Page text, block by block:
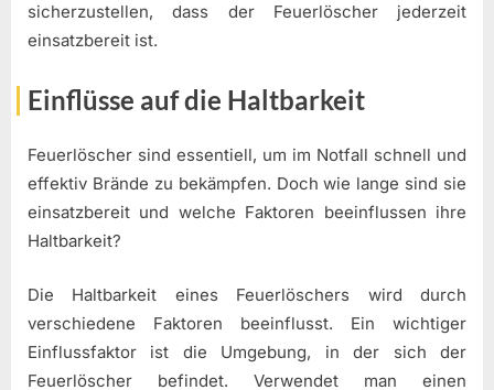
sicherzustellen, dass der Feuerlöscher jederzeit
einsatzbereit ist.
Einflüsse auf die Haltbarkeit
Feuerlöscher sind essentiell, um im Notfall schnell und
effektiv Brände zu bekämpfen. Doch wie lange sind sie
einsatzbereit und welche Faktoren beeinflussen ihre
Haltbarkeit?
Die Haltbarkeit eines Feuerlöschers wird durch
verschiedene Faktoren beeinflusst. Ein wichtiger
Einflussfaktor ist die Umgebung, in der sich der
Feuerlöscher befindet. Verwendet man einen